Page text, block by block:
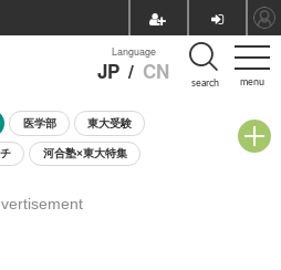
menu
Language
JP / CN search
医学部 東大受験
河合塾×東大特集
学校説明会・相談会